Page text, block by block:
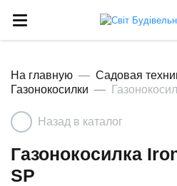
На главную
Садовая
Газонокосилки
Назад в каталог
Газонокосилка
SP